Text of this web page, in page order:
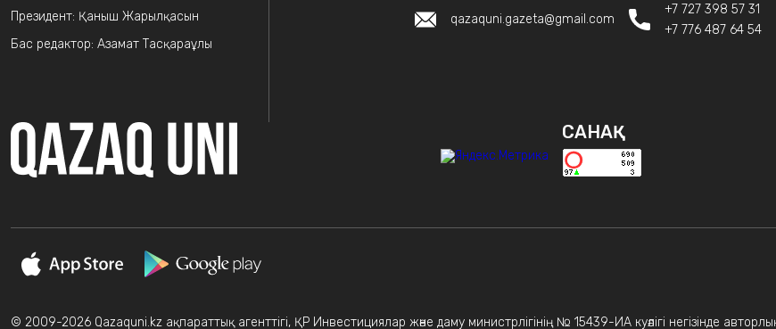
Президент: Қаныш Жарылқасын
Бас редактор: Азамат Тасқараұлы
qazaquni.gazeta@gmail.com
+7 727 398 57 31
+7 776 487 64 54
САНАҚ
© 2009-2026 Qazaquni.kz ақпараттық агенттігі, ҚР Инвестициялар және даму министрлігінің № 15439-ИА куәлігі негізінде